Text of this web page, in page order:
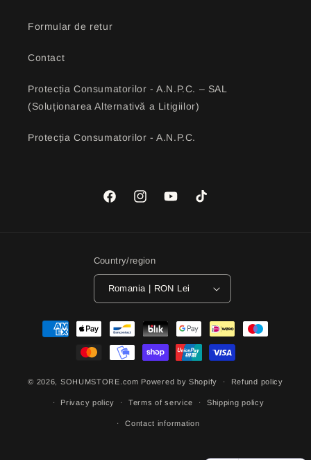
Formular de retur
Contact
Protecția Consumatorilor - A.N.P.C. – SAL
(Soluționarea Alternativă a Litigiilor)
Protecția Consumatorilor - A.N.P.C.
FacebookInstagramYouTubeTikTok
Country/region
Romania | RON Lei
Payment
methods
© 2026, SOHUMSTORE.com Powered by Shopify Refund policy
Privacy policy Terms of service Shipping policy
Contact information